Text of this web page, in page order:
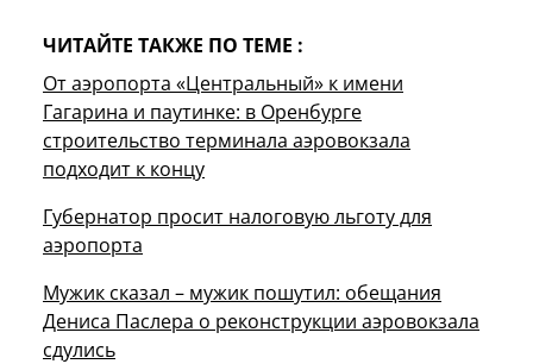
ЧИТАЙТЕ ТАКЖЕ ПО ТЕМЕ :
От аэропорта «Центральный» к имени
Гагарина и паутинке: в Оренбурге
строительство терминала аэровокзала
подходит к концу
Губернатор просит налоговую льготу для
аэропорта
Мужик сказал – мужик пошутил: обещания
Дениса Паслера о реконструкции аэровокзала
сдулись